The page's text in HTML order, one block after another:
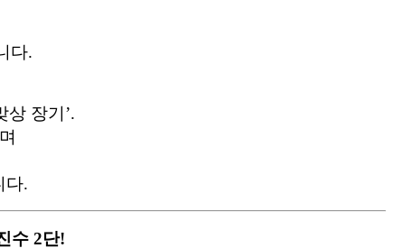
다.
상 장기’.
다.
수 2단!